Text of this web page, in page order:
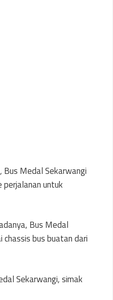
Bus Medal Sekarwangi
untuk
Bus Medal
bus buatan dari
Sekarwangi, simak